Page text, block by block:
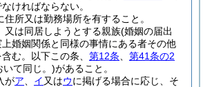
ければならない。
住所又は勤務場所を有すること。
又は同居しようとする親族(婚姻の届出
婚姻関係と同様の事情にある者その他
む。以下この条、 第12条
第41条の2
いて同じ。)があること。
がア イ 又はウに掲げる場合に応じ、そ